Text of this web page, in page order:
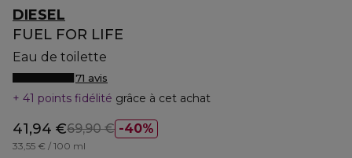
DIESEL
FUEL FOR LIFE
Eau de toilette
71 avis
41 points fidélité grâce à cet achat
40%
41,94 €69,90 €
33,55 € / 100 ml